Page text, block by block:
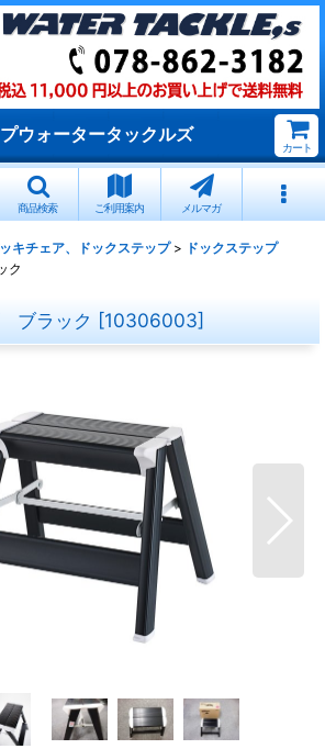
プウォータータックルズ
カート
商品検索 ご利用案内 メルマガ
キチェア、ドックステップ > ドックステップ
ク
ブラック [10306003]